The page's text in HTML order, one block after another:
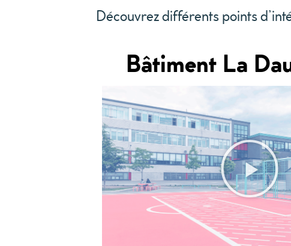
Découvrez différents points
Bâtiment La